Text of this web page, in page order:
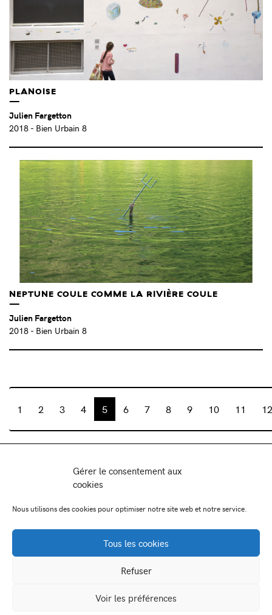
Gérer le consentement aux
cookies
Nous utilisons des cookies pour optimiser notre site web et notre service.
Tous les cookies
Refuser
Voir les préférences
PLANOISE
Julien Fargetton
2018 - Bien Urbain 8
NEPTUNE COULE COMME LA RIVIÈRE COULE
Julien Fargetton
2018 - Bien Urbain 8
1 2 3 4 5 6 7 8 9 10 11 12
Association Juste Ici
25000 Besançon
Facebook-Instagram-Viméo
Newsletter: